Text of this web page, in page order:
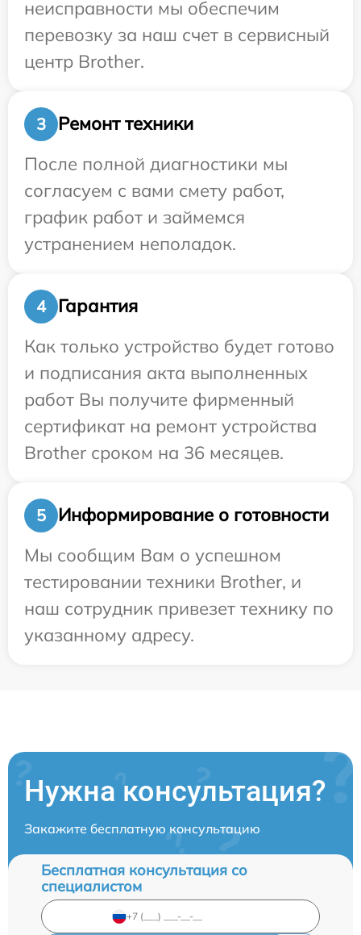
неисправности мы обеспечим
перевозку за наш счет в сервисный
центр Brother.
3
Ремонт техники
После полной диагностики мы
согласуем с вами смету работ,
график работ и займемся
устранением неполадок.
4
Гарантия
Как только устройство будет готово
и подписания акта выполненных
работ Вы получите фирменный
сертификат на ремонт устройства
Brother сроком на 36 месяцев.
5
Информирование о готовности
Мы сообщим Вам о успешном
тестировании техники Brother, и
наш сотрудник привезет технику по
указанному адресу.
Нужна консультация?
Закажите бесплатную консультацию
Бесплатная консультация со
специалистом